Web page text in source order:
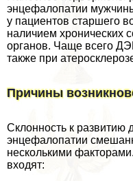
энцефалопатии
у пациентов старшего
наличием хронических
органов. Чаще всего
также при
Причины
Склонность к развитию
энцефалопатии
несколькими
входят: